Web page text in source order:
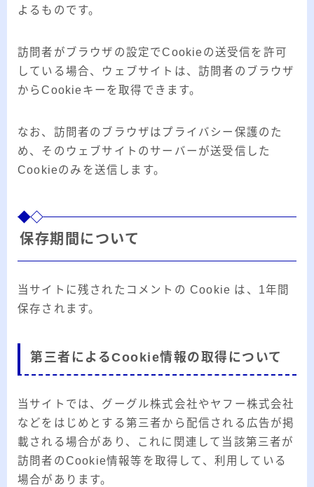
よるものです。
訪問者がブラウザの設定でCookieの送受信を許可
している場合、ウェブサイトは、訪問者のブラウザ
からCookieキーを取得できます。
なお、訪問者のブラウザはプライバシー保護のた
め、そのウェブサイトのサーバーが送受信した
Cookieのみを送信します。
保存期間について
当サイトに残されたコメントの Cookie は、1年間
保存されます。
第三者によるCookie情報の取得について
当サイトでは、グーグル株式会社やヤフー株式会社
などをはじめとする第三者から配信される広告が掲
載される場合があり、これに関連して当該第三者が
訪問者のCookie情報等を取得して、利用している
場合があります。